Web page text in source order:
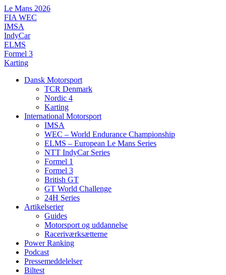
Videre
til
indhold
Le Mans 2026
FIA WEC
IMSA
IndyCar
ELMS
Formel 3
Karting
Dansk Motorsport
TCR Denmark
Nordic 4
Karting
International Motorsport
IMSA
WEC – World Endurance Championship
ELMS – European Le Mans Series
NTT IndyCar Series
Formel 1
Formel 3
British GT
GT World Challenge
24H Series
Artikelserier
Guides
Motorsport og uddannelse
Raceriværksætterne
Power Ranking
Podcast
Pressemeddelelser
Biltest